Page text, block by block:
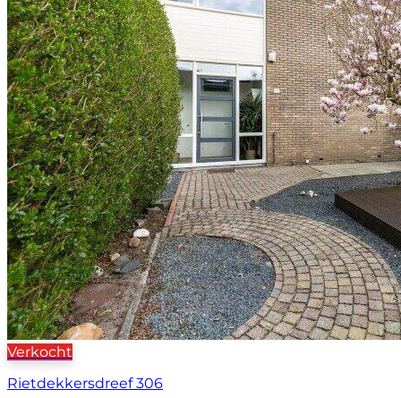
Verkocht
Rietdekkersdreef 306